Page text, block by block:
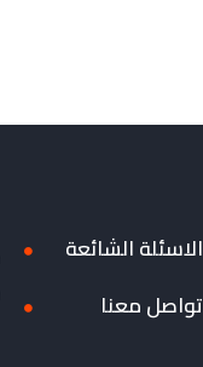
الاسئلة الشائعة
تواصل معنا